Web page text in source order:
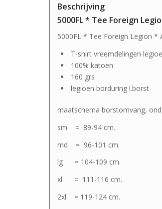
Beschrijving
5000FL * Tee Foreign
5000FL * Tee Foreign Legion *
T-shirt vreemdelingen
100% katoen
160 grs
legioen borduring l.borst
maatschema borstomvang,
sm = 89-94 cm.
md = 96-101 cm.
lg = 104-109 cm.
xl = 111-116 cm.
2xl = 119-124 cm.